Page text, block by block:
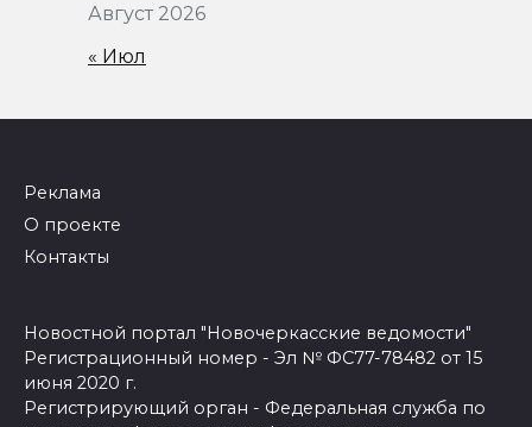
Август 2026
« Июл
Реклама
О проекте
Контакты
Новостной портал "Новочеркасские ведомости"
Регистрационный номер - Эл № ФС77-78482 от 15
июня 2020 г.
Регистрирующий орган - Федеральная служба по